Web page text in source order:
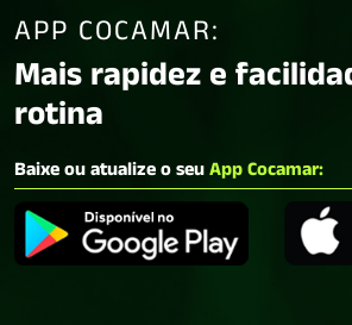
APP COCAMAR:
Mais rapidez e
rotina
Baixe ou atualize o seuApp Cocamar: